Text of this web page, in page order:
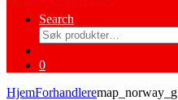
Search
Søk
etter:
0
HjemForhandleremap_norway_g